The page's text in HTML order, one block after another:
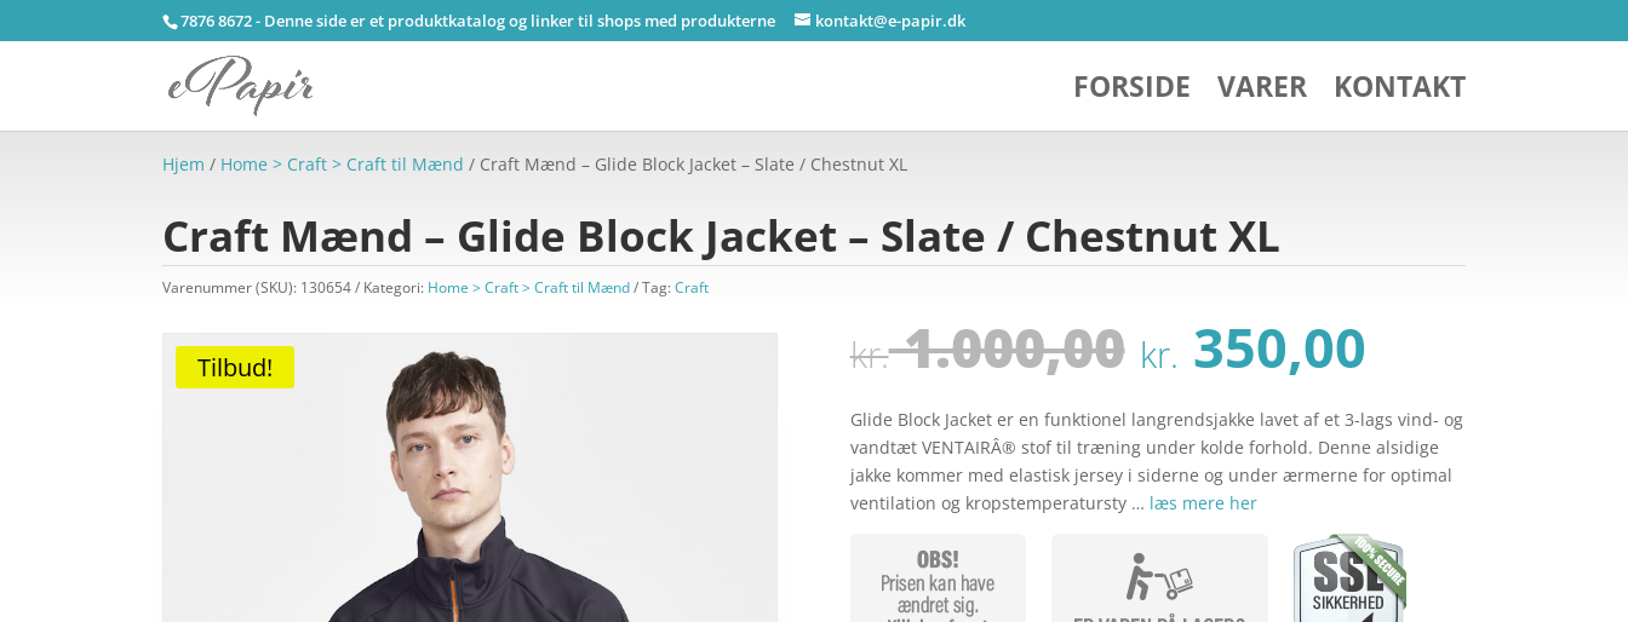
7876 8672 - Denne side er et produktkatalog og linker til shops med produkterne kontakt@e-papir.dk
FORSIDE VARER KONTAKT
Hjem / Home > Craft > Craft til Mænd / Craft Mænd – Glide Block Jacket – Slate / Chestnut XL
Craft Mænd – Glide Block Jacket – Slate / Chestnut XL
Varenummer (SKU): 130654 Kategori: Home > Craft > Craft til Mænd Tag:Craft
Tilbud! kr.1.000,00 Den
oprindelige
pris
var:
kr. 1.000,00.
kr. 350,00
pris
er:
kr.
Glide Block Jacket er en funktionel langrendsjakke lavet af et 3-lags vind- og
vandtæt VENTAIRÂ® stof til træning under kolde forhold. Denne alsidige
jakke kommer med elastisk jersey i siderne og under ærmerne for optimal
ventilation og kropstemperatursty … læs mere her